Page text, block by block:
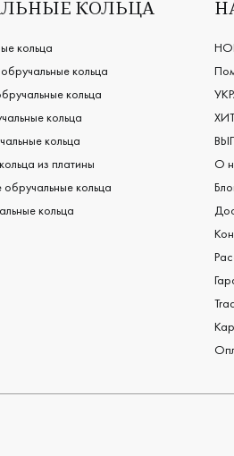
КОЛЬЦА
кольца
кольца
кольца
кольца
кольца
из платины
кольца
кольца
О